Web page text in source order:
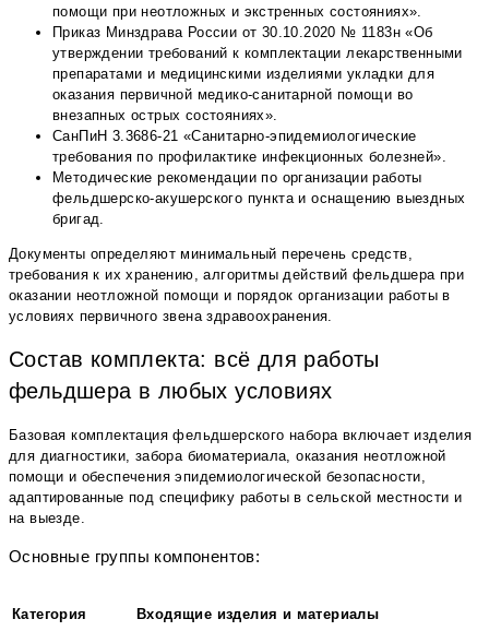
помощи при неотложных и экстренных состояниях».
Приказ Минздрава России от 30.10.2020 № 1183н «Об
утверждении требований к комплектации лекарственными
препаратами и медицинскими изделиями укладки для
оказания первичной медико-санитарной помощи во
внезапных острых состояниях».
СанПиН 3.3686-21 «Санитарно-эпидемиологические
требования по профилактике инфекционных болезней».
Методические рекомендации по организации работы
фельдшерско-акушерского пункта и оснащению выездных
бригад.
Документы определяют минимальный перечень средств,
требования к их хранению, алгоритмы действий фельдшера при
оказании неотложной помощи и порядок организации работы в
условиях первичного звена здравоохранения.
Состав комплекта: всё для работы
фельдшера в любых условиях
Базовая комплектация фельдшерского набора включает изделия
для диагностики, забора биоматериала, оказания неотложной
помощи и обеспечения эпидемиологической безопасности,
адаптированные под специфику работы в сельской местности и
на выезде.
Основные группы компонентов:
Категория Входящие изделия и материалы